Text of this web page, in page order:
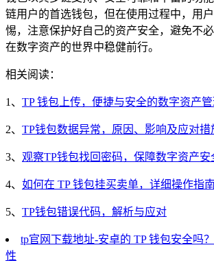
链用户的首选钱包，但在使用过程中，用
惕，注意保护好自己的资产安全，避免不
在数字资产的世界中稳健前行。
相关阅读：
1、 TP 钱包上传，便捷与安全的数字资产
2、 TP钱包数据异常，原因、影响及应对措
3、 观察TP钱包找回密码，保障数字资产
4、 如何在 TP 钱包挂买卖单，详细操作指南
5、 TP钱包错误代码，解析与应对
tp官网下载地址-安卓的 TP 钱包安全吗
性